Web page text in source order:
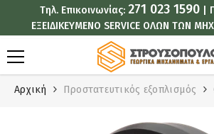
ΑΠΕΥΘΕΊΑΣ ΜΕΤΆΒΑΣΗ ΣΤΟ ΠΕΡΙΕΧΌΜΕΝΟΤηλ. Επικοινωνίας: 271 023 1590|
ΕΞΕΙΔΙΚΕΥΜΕΝΟ SERVICE ΟΛΩΝ ΤΩΝ
Αρχική Προστατευτικός εξοπλισμός